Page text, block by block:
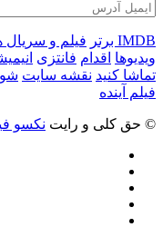
IMDB برتر فیلم و سریال
ویدیوها اقدام فانتزی
تماشا کنید نقشه سایت
فیلم آینده
© حق کلی و رایت نکسو